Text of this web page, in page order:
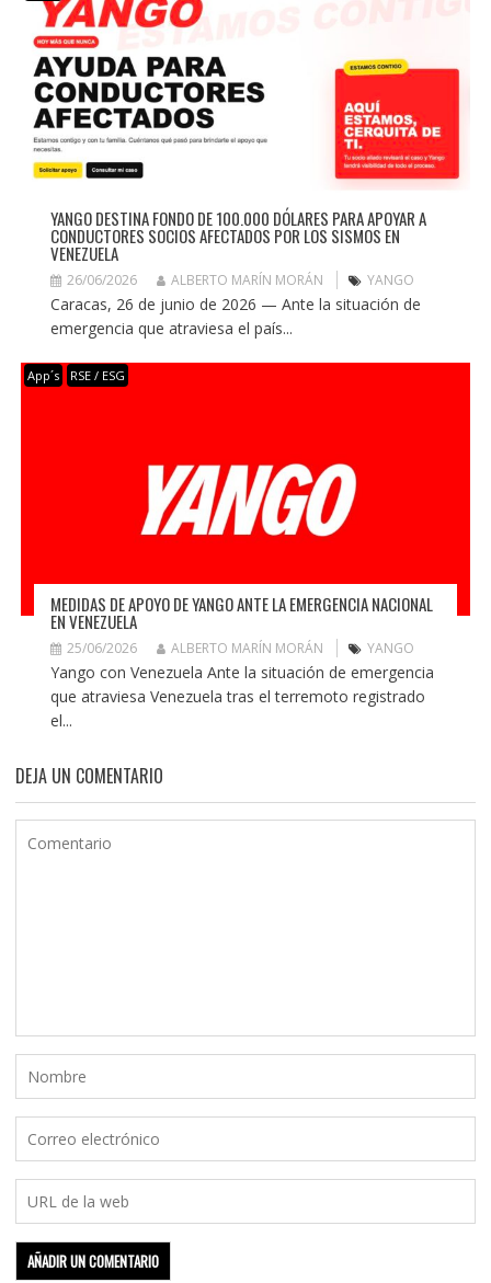
YANGO DESTINA FONDO DE 100.000 DÓLARES PARA APOYAR A
CONDUCTORES SOCIOS AFECTADOS POR LOS SISMOS EN
VENEZUELA
26/06/2026 ALBERTO MARÍN MORÁN YANGO
Caracas, 26 de junio de 2026 — Ante la situación de
emergencia que atraviesa el país...
App´s RSE / ESG
MEDIDAS DE APOYO DE YANGO ANTE LA EMERGENCIA NACIONAL
EN VENEZUELA
25/06/2026 ALBERTO MARÍN MORÁN YANGO
Yango con Venezuela Ante la situación de emergencia
que atraviesa Venezuela tras el terremoto registrado
el...
DEJA UN COMENTARIO